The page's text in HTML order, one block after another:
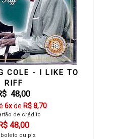
COLE - I LIKE TO
RIFF
48,00
6xde R$ 8,70
de crédito
48,00
ou pix